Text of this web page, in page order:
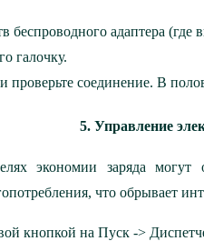
беспроводного адаптера
галочку.
соединение. В
5. Управление
экономии заряда
что обрывает
кнопкой на Пуск ->